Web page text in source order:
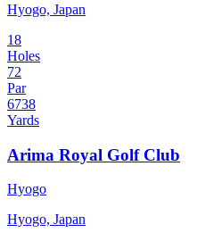
Hyogo, Japan
18
Holes
72
Par
6738
Yards
Arima Royal Golf Club
Hyogo
Hyogo, Japan